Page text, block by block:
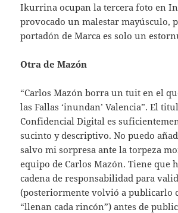
Ikurrina ocupan la tercera foto en
provocado un malestar mayúsculo,
portadón de Marca es solo un
Otra de Mazón
“Carlos Mazón borra un tuit en el
las Fallas ‘inundan’ Valencia”. El
Confidencial Digital es
sucinto y descriptivo. No puedo
salvo mi sorpresa ante la torpeza
equipo de Carlos Mazón. Tiene que
cadena de responsabilidad para
(posteriormente volvió a publicarlo
“llenan cada rincón”) antes de